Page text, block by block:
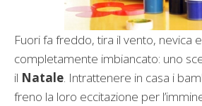
Fuori fa freddo, tira il vento, nevica
completamente imbiancato: uno
il Natale. Intrattenere in casa i
freno la loro eccitazione per